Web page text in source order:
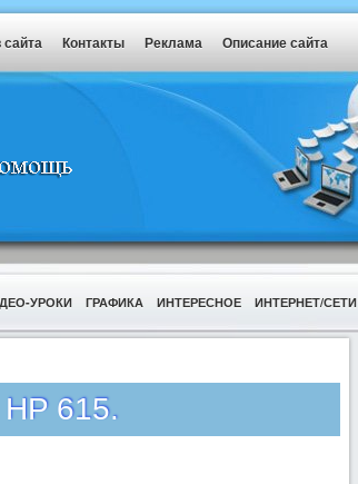
Контакты Реклама Описание сайта
УРОКИ ГРАФИКА ИНТЕРЕСНОЕ ИНТЕРНЕТ/СЕТИ
615.